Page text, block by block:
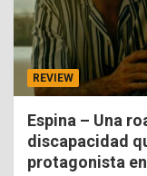
REVIEW
Espina – Una
discapacidad
protagonista